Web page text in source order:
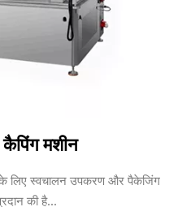
मशीन
लिए स्वचालन उपकरण और पैकेजिंग
की है...